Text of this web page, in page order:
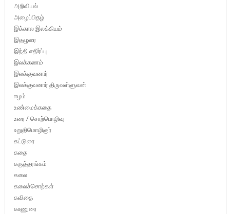
அறிவியல்
அழைப்பிதழ்
இக்கால இலக்கியம்
இதழுரை
இந்தி எதிர்ப்பு
இலக்கணம்
இலக்குவனார்
இலக்குவனார் திருவள்ளுவன்
ஈழம்
உண்மைக்கதை
உரை / சொற்பொழிவு
உறுதிமொழிஞர்
கட்டுரை
கதை
கருத்தரங்கம்
கலை
கலைச்சொற்கள்
கவிதை
காணுரை